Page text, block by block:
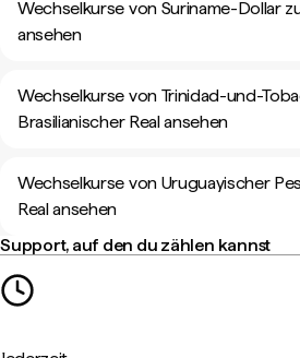
Wechselkurse von Suriname-Dollar
ansehen
Wechselkurse von Trinidad-und-
Brasilianischer Real ansehen
Wechselkurse von Uruguayischer
Real ansehen
Support, auf den du zählen kannst